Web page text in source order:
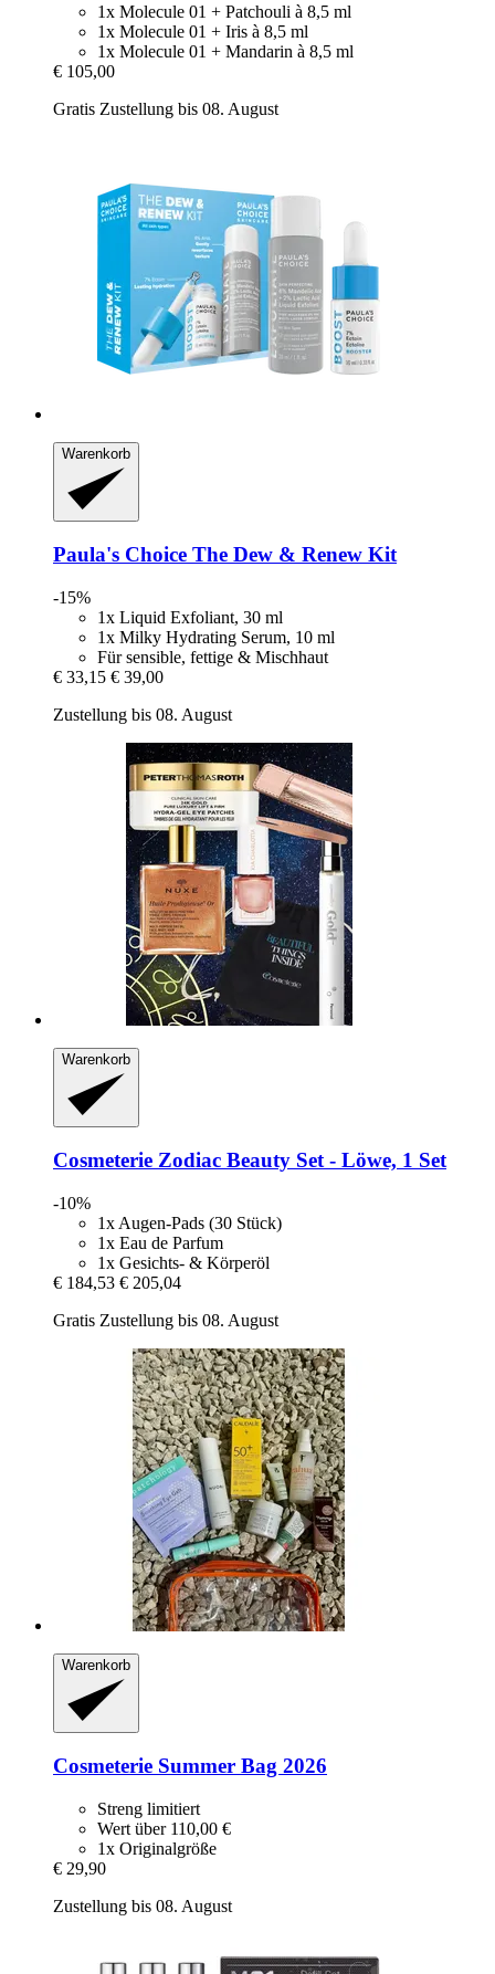
1x Molecule 01 + Patchouli à 8,5 ml
1x Molecule 01 + Iris à 8,5 ml
1x Molecule 01 + Mandarin à 8,5 ml
€ 105,00
Gratis Zustellung bis 08. August
Warenkorb
Paula's Choice The Dew & Renew Kit
-15%
1x Liquid Exfoliant, 30 ml
1x Milky Hydrating Serum, 10 ml
Für sensible, fettige & Mischhaut
€ 33,15 € 39,00
Zustellung bis 08. August
Warenkorb
Cosmeterie Zodiac Beauty Set -​ Löwe, 1 Set
-10%
1x Augen-Pads (30 Stück)
1x Eau de Parfum
1x Gesichts- & Körperöl
€ 184,53 € 205,04
Gratis Zustellung bis 08. August
Warenkorb
Cosmeterie Summer Bag 2026
Streng limitiert
Wert über 110,00 €
1x Originalgröße
€ 29,90
Zustellung bis 08. August